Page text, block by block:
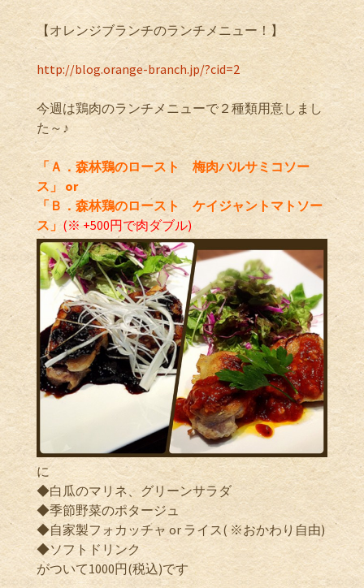
【オレンジブランチのランチメニュー！】
http://blog.orange-branch.jp/?cid=2
今週は鶏肉のランチメニューで２種類用意しまし
た～♪
「Ａ．森林鶏のロースト 梅肉バルサミコソー
ス」 or
「Ｂ．森林鶏のロースト ケイジャントマトソー
ス」(※ +500円で肉ダブル)
に
◆白瓜のマリネ、グリーンサラダ
◆季節野菜のポタージュ
◆自家製フォカッチャ or ライス( ※おかわり自由)
◆ソフトドリンク
がついて1000円(税込)です